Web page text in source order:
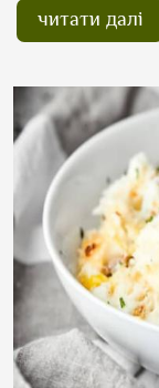
читати далі